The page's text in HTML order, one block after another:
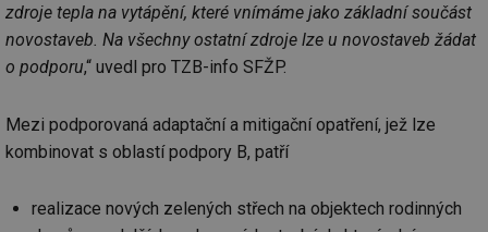
zdroje tepla na vytápění, které vnímáme jako základní součást
novostaveb. Na všechny ostatní zdroje lze u novostaveb žádat
o podporu,“ uvedl pro TZB-info SFŽP.
Mezi podporovaná adaptační a mitigační opatření, jež lze
kombinovat s oblastí podpory B, patří
realizace nových zelených střech na objektech rodinných
_hjAbsoluteSessionInProgress